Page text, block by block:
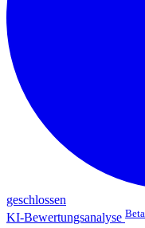
geschlossen
KI-Bewertungsanalyse Beta